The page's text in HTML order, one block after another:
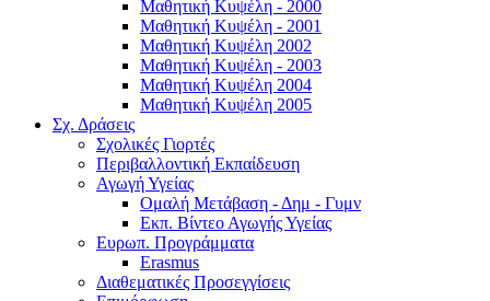
Μαθητική Κυψέλη - 2000
Μαθητική Κυψέλη - 2001
Μαθητική Κυψέλη 2002
Μαθητική Κυψέλη - 2003
Μαθητική Κυψέλη 2004
Μαθητική Κυψέλη 2005
Σχ. Δράσεις
Σχολικές Γιορτές
Περιβαλλοντική Εκπαίδευση
Αγωγή Υγείας
Ομαλή Μετάβαση - Δημ - Γυμν
Εκπ. Βίντεο Αγωγής Υγείας
Ευρωπ. Προγράμματα
Erasmus
Διαθεματικές Προσεγγίσεις